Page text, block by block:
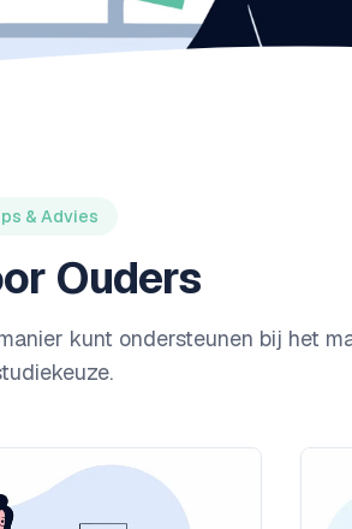
& Advies
Ouders
kunt ondersteunen bij het